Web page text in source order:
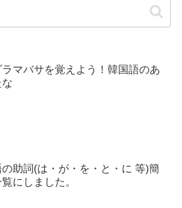
ラマバサを覚えよう！韓国語のあ
助詞(は・が・を・と・に 等)簡
にしました。